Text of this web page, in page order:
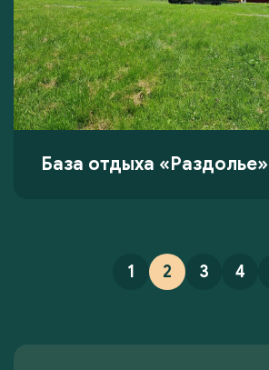
База отдыха «Раздолье»
1 2 3 4